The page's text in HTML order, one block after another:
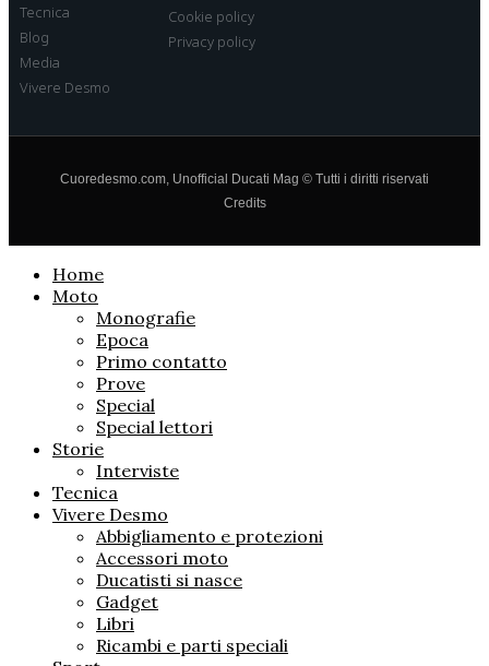
Tecnica
Blog
Media
Vivere Desmo
Cookie policy
Privacy policy
Cuoredesmo.com, Unofficial Ducati Mag © Tutti i diritti riservati
Credits
Home
Moto
Monografie
Epoca
Primo contatto
Prove
Special
Special lettori
Storie
Interviste
Tecnica
Vivere Desmo
Abbigliamento e protezioni
Accessori moto
Ducatisti si nasce
Gadget
Libri
Ricambi e parti speciali